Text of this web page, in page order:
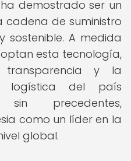
demostrado ser un
de suministro
sostenible. A medida
esta tecnología,
y la
logística del país
precedentes,
como un líder en la
global.